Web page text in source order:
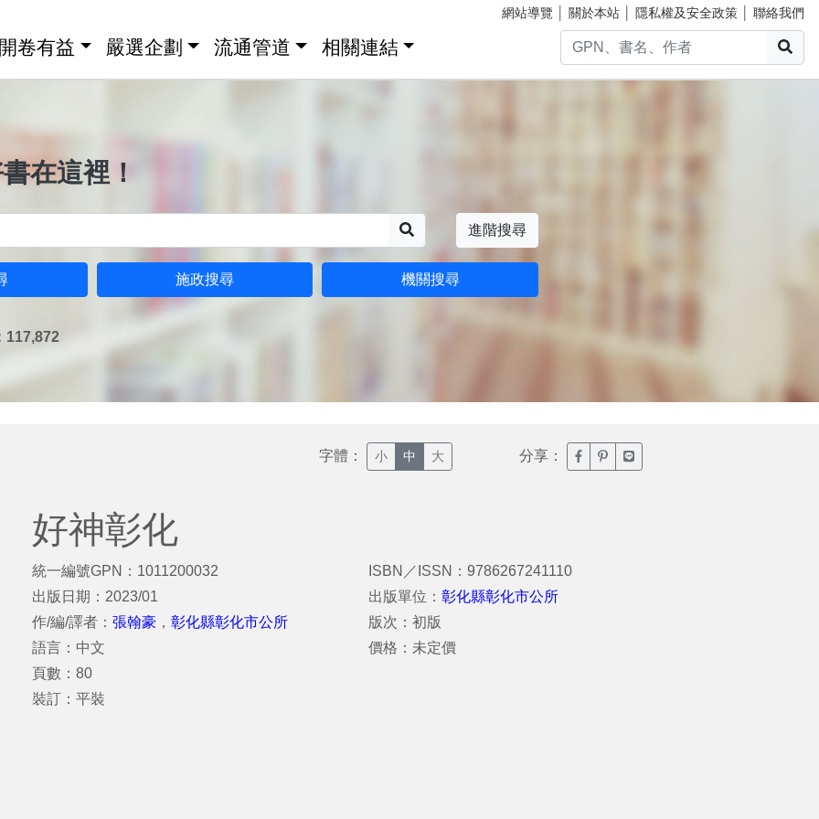
網站導覽 關於本站 隱私權及安全政策 聯絡我們
卷有益 嚴選企劃 流通管道 相關連結
在這裡！
進階搜尋
施政搜尋 機關搜尋
117,872
字體： 小 中 大 分享： 臉書分享(另開新視窗)
噗浪分享(另開新視窗)
Line分享(另開新視窗)
好神彰化
統一編號GPN：1011200032
出版日期：2023/01
作/編/譯者： 張翰豪 ， 彰化縣彰化市公所
語言：中文
頁數：80
裝訂：平裝
ISBN／ISSN：9786267241110
出版單位：彰化縣彰化市公所
版次：初版
價格：未定價